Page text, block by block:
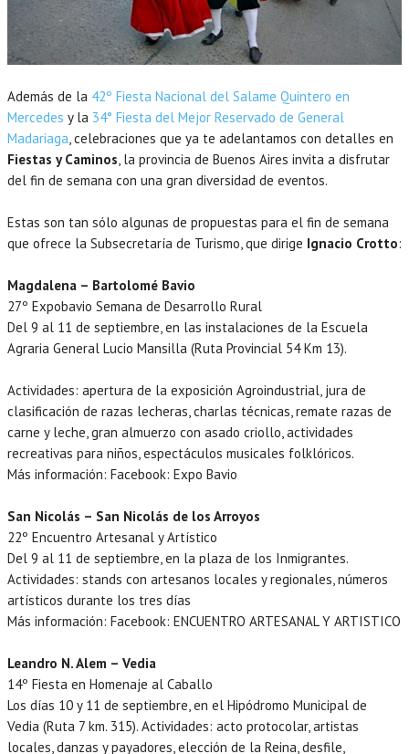
Además de la 42º Fiesta Nacional del Salame Quintero en
Mercedes y la 34° Fiesta del Mejor Reservado de General
Madariaga , celebraciones que ya te adelantamos con detalles en
Fiestas y Caminos , la provincia de Buenos Aires invita a disfrutar
del fin de semana con una gran diversidad de eventos.
Estas son tan sólo algunas de propuestas para el fin de semana
que ofrece la Subsecretaría de Turismo, que dirige Ignacio Crotto:
Magdalena – Bartolomé Bavio
27º Expobavio Semana de Desarrollo Rural
Del 9 al 11 de septiembre, en las instalaciones de la Escuela
Agraria General Lucio Mansilla (Ruta Provincial 54 Km 13).
Actividades: apertura de la exposición Agroindustrial, jura de
clasificación de razas lecheras, charlas técnicas, remate razas de
carne y leche, gran almuerzo con asado criollo, actividades
recreativas para niños, espectáculos musicales folklóricos.
Más información: Facebook: Expo Bavio
San Nicolás – San Nicolás de los Arroyos
22º Encuentro Artesanal y Artístico
Del 9 al 11 de septiembre, en la plaza de los Inmigrantes.
Actividades: stands con artesanos locales y regionales, números
artísticos durante los tres días
Más información: Facebook: ENCUENTRO ARTESANAL Y ARTISTICO
Leandro N. Alem – Vedia
14º Fiesta en Homenaje al Caballo
Los días 10 y 11 de septiembre, en el Hipódromo Municipal de
Vedia (Ruta 7 km. 315). Actividades: acto protocolar, artistas
locales, danzas y payadores, elección de la Reina, desfile,